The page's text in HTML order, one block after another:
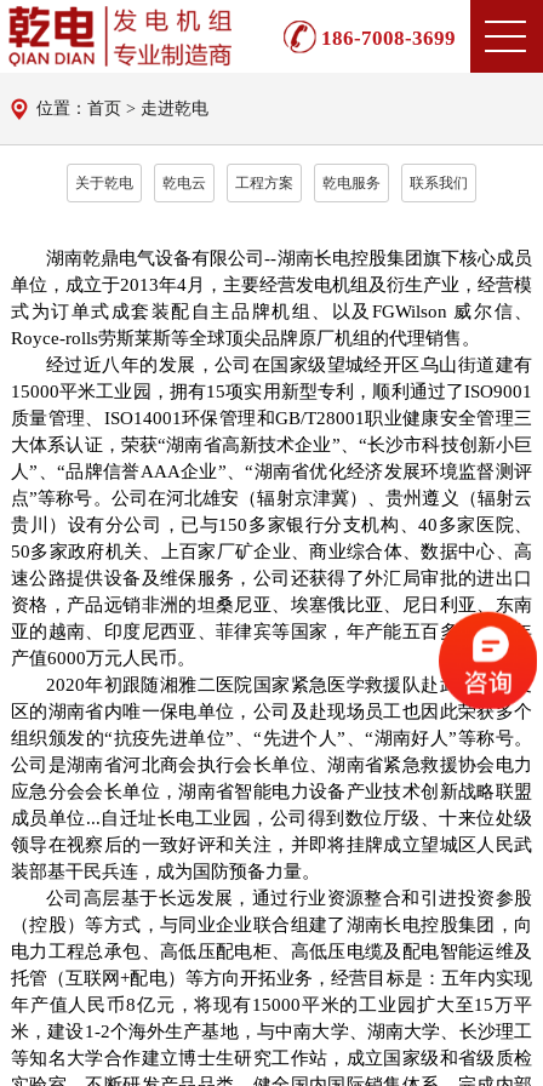
186-7008-3699
位置：首页 > 走进乾电
关于乾电 乾电云 工程方案 乾电服务 联系我们
湖南乾鼎电气设备有限公司--湖南长电控股集团旗下核心成员
单位， 成立于2013年4月， 主要经营发电机组及衍生产业，经营模
式为订单式成套装配 自主品牌机组 以及 FGWilson 威尔信
Royce-rolls劳斯莱斯等全球顶尖品牌原厂机组 的代理销售。
经过近八年的发展，公司在国家级望城经开区乌山街道建有
15000平米工业园，拥有15项实用新型专利，顺利 通过了ISO9001
质量管理 ISO14001环保管理和GB/T28001职业健康安全管理三
大体系认证 ， 荣获“湖南省高新技术企业”、“长沙市科技创新小巨
人”、“品牌信誉AAA企业”、“湖南省优化经济发展环境监督测评
点”等称号。公司在河北雄安（辐射京津冀）、贵州遵义（辐射云
贵川）设有分公司，已与150多家银行分支机构、40多家医院、
50多家政府机关、
上百家厂矿企业、商业综合体、数据中心、高
速公路提供设备及维保服务 ， 公司还获得了外汇局审批的进出口
资格，产品远销非洲的坦桑尼亚、埃塞俄比亚、尼日利亚、东南
亚的越南、印度尼西亚、菲律宾等国家，年产能五百多台套，年
产值6000万元人民币。
2020年初跟随湘雅二医院国家紧急医学救援队赴武汉新冠疫
区的湖南省内唯一保电单位，公司及赴现场员工也因此荣获多个
组织颁发的“抗疫先进单位”、“先进个人”、“湖南好人”等称号。
公司是湖南省河北商会执行会长单位、湖南省紧急救援协会电力
应急分会会长单位，湖南省智能电力设备产业技术创新战略联盟
成员单位...自迁址长电工业园，公司得到数位厅级、十来位处级
领导在视察后的一致好评和关注，并即将挂牌成立望城区人民武
装部基干民兵连，成为国防预备力量。
公司高层基于长远发展，通过行业资源整合和引进投资参股
（控股）等方式，与同业企业联合组建了湖南长电控股集团，向
电力工程总承包、 高低压配电柜 、高低压电缆及配电智能运维及
托管（互联网+配电）等方向开拓业务，经营目标是：五年内实现
年产值人民币8亿元，将现有15000平米的工业园扩大至15万平
米，建设1-2个海外生产基地，与中南大学、湖南大学、长沙理工
等知名大学合作建立博士生研究工作站，成立国家级和省级质检